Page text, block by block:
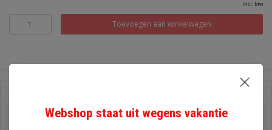
Incl. btw
Toevoegen aan winkelwagen
Stel een vraag over dit product
Webshop staat uit wegens vakantie